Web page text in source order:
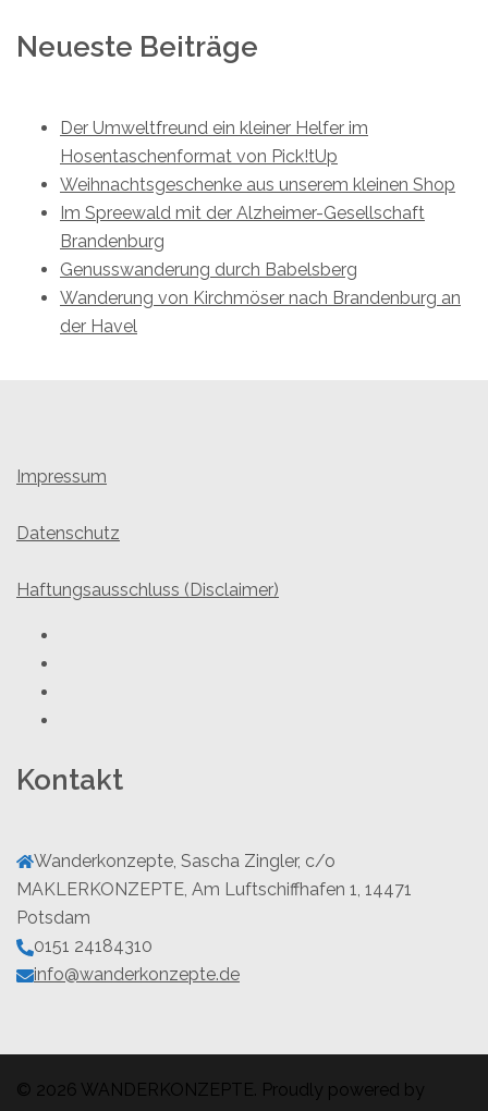
Neueste Beiträge
Der Umweltfreund ein kleiner Helfer im
Hosentaschenformat von Pick!tUp
Weihnachtsgeschenke aus unserem kleinen Shop
Im Spreewald mit der Alzheimer-Gesellschaft
Brandenburg
Genusswanderung durch Babelsberg
Wanderung von Kirchmöser nach Brandenburg an
der Havel
Impressum
Datenschutz
Haftungsausschluss (Disclaimer)
Kontakt
Wanderkonzepte, Sascha Zingler, c/o
MAKLERKONZEPTE, Am Luftschiffhafen 1, 14471
Potsdam
0151 24184310
info@wanderkonzepte.de
© 2026 WANDERKONZEPTE. Proudly powered by